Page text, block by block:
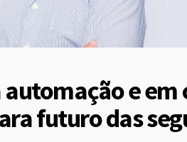
e em
futuro das